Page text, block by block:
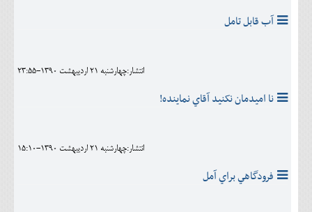
آب قابل تامل
انتشار:چهارشنبه 21 ارديبهشت 1390-23:55
نا اميدمان نکنيد آقاي نماينده!
انتشار:چهارشنبه 21 ارديبهشت 1390-15:10
فرودگاهي براي آمل